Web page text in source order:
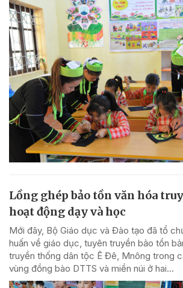
Lồng ghép bảo tồn văn hóa
hoạt động dạy và học
Mới đây, Bộ Giáo dục và Đào tạo đã tổ
huấn về giáo dục, tuyên truyền bảo tồn
truyền thống dân tộc Ê Đê, Mnông trong
vùng đồng bào DTTS và miền núi ở hai...